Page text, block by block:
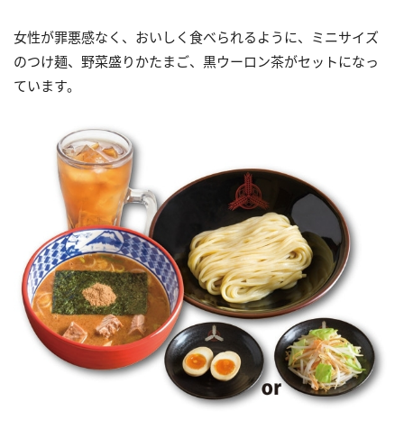
女性が罪悪感なく、おいしく食べられるように、ミニサイズ
のつけ麺、野菜盛りかたまご、黒ウーロン茶がセットになっ
ています。